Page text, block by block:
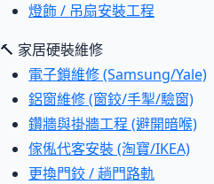
燈飾 / 吊扇安裝工程
🔨 家居硬裝維修
電子鎖維修 (Samsung/Yale)
鋁窗維修 (窗鉸/手掣/驗窗)
鑽牆與掛牆工程 (避開暗喉)
傢俬代客安裝 (淘寶/IKEA)
更換門鉸 / 趟門路軌